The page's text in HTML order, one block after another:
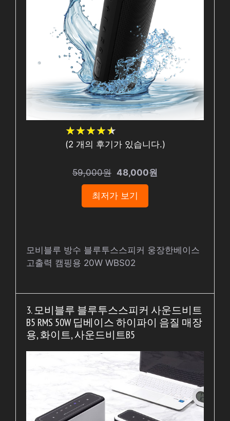
★★★★★
★★★★★
(2 개의 후기가 있습니다.)
59,000원 48,000원
최저가 보기
모비블루 방수 블루투스스피커 웅장한베이스
고출력 캠핑용 20W WBS02
3. 모비블루 블루투스스피커 사운드비트
B5 RMS 50W 딥베이스 하이파이 음질 매장
용, 화이트, 사운드비트B5